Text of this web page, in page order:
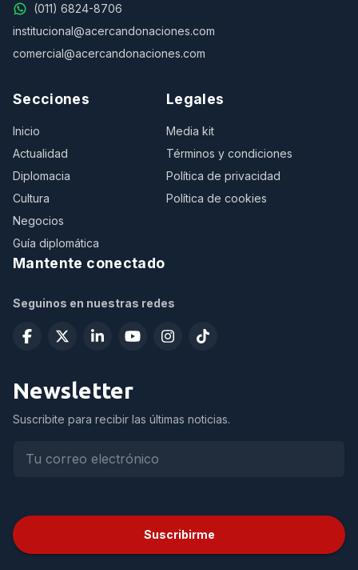
(011) 6824-8706
institucional@acercandonaciones.com
comercial@acercandonaciones.com
Secciones
Inicio
Actualidad
Diplomacia
Cultura
Negocios
Guía diplomática
Legales
Media kit
Términos y condiciones
Política de privacidad
Política de cookies
Mantente conectado
Seguinos en nuestras redes
Newsletter
Suscribite para recibir las últimas noticias.
Suscribirme